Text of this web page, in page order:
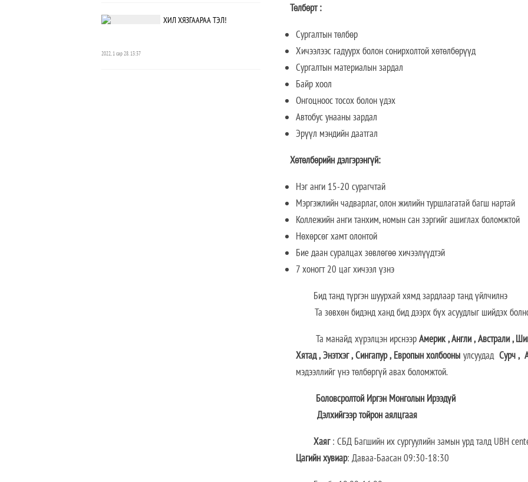
ХИЛ ХЯЗГААРАА ТЭЛ!
2022, 1 сар 28. 13:37
Төлбөрт :
Сургалтын төлбөр
Хичээлээс гадуурх болон сонирхолтой хөтөлбөрүүд
Сургалтын материалын зардал
Байр хоол
Онгоцноос тосох болон үдэх
Автобус унааны зардал
Эрүүл мэндийн даатгал
Хөтөлбөрийн дэлгэрэнгүй:
Нэг анги 15-20 сурагчтай
Мэргэжлийн чадварлаг, олон жилийн туршлагатай багш нартай
Коллежийн анги танхим, номын сан зэргийг ашиглах боломжтой
Нөхөрсөг хамт олонтой
Бие даан суралцах зөвлөгөө хичээлүүдтэй
7 хоногт 20 цаг хичээл үзнэ
Бид танд түргэн шуурхай хямд зардлаар танд үйлчилнэ
Та зөвхөн бидэнд ханд бид дээрх бүх асуудлыг шийдэх
Та манайд хүрэлцэн ирснээрАмерик,Англи,Австрали,
Хятад,Энэтхэг,Сингапур, Европын холбооны улсуудад Сурч,
мэдээллийг үнэ төлбөргүй авах боломжтой.
Боловсролтой Иргэн Монголын Ирээдүй
Дэлхийгээр тойрон аялцгаая
Хаяг: СБД Багшийн их сургуулийн замын урд талд UBH
Цагийн хувиар: Даваа-Баасан 09:30-18:30